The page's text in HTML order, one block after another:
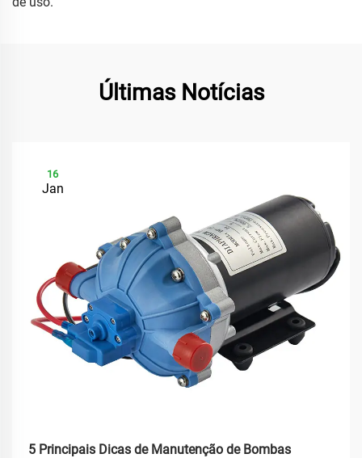
Últimas Notícias
16
Jan
5 Principais Dicas de Manutenção de Bombas